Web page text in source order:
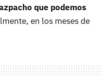
que podemos
en los meses de